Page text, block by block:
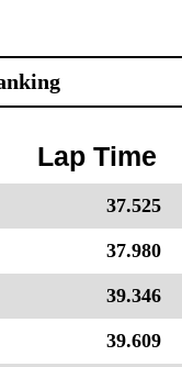
Lap Time
37.525
37.980
39.346
39.609